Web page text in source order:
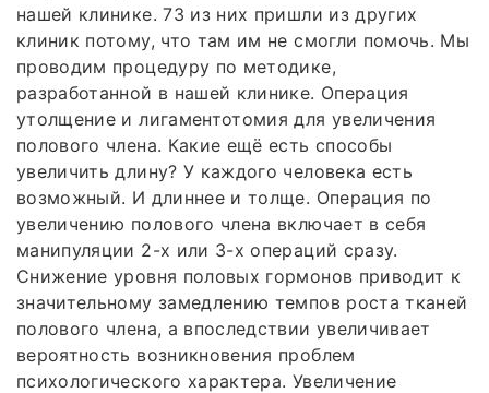
нашей клинике. 73 из них пришли из других
клиник потому, что там им не смогли помочь. Мы
проводим процедуру по методике,
разработанной в нашей клинике. Операция
утолщение и лигаментотомия для увеличения
полового члена. Какие ещё есть способы
увеличить длину? У каждого человека есть
возможный. И длиннее и толще. Операция по
увеличению полового члена включает в себя
манипуляции 2-х или 3-х операций сразу.
Снижение уровня половых гормонов приводит к
значительному замедлению темпов роста тканей
полового члена, а впоследствии увеличивает
вероятность возникновения проблем
психологического характера. Увеличение